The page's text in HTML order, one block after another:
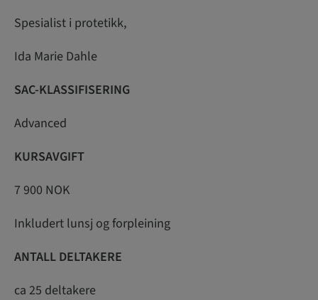
Spesialist i protetikk,
Ida Marie Dahle
SAC-KLASSIFISERING
Advanced
KURSAVGIFT
7 900 NOK
Inkludert lunsj og forpleining
ANTALL DELTAKERE
ca 25 deltakere